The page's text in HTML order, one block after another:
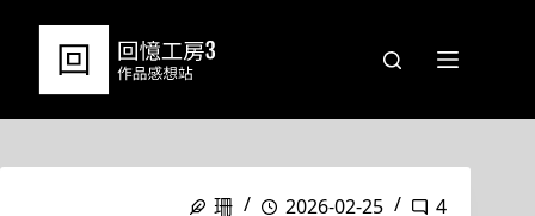
珊
2026-02-25
4